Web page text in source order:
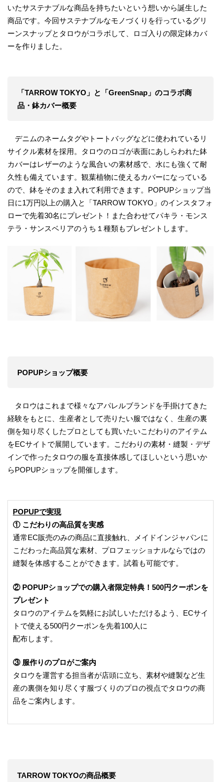
いたサステナブルな商品を持ちたいという想いから誕生した
商品です。今回サステナブルなモノづくりを行っているグリ
ーンスナップとタロウがコラボして、ロゴ入りの限定鉢カバ
ーを作りました。
「TARROW TOKYO」と「GreenSnap」のコラボ商
品・鉢カバー概要
デニムのネームタグやトートバッグなどに使われているリ
サイクル素材を採用。タロウのロゴが表面にあしらわれた鉢
カバーはレザーのような風合いの素材感で、水にも強くて耐
久性も備えています。観葉植物に使えるカバーになっている
ので、鉢をそのまま入れて利用できます。POPUPショップ当
日に1万円以上の購入と「TARROW TOKYO」のインスタフォ
ローで先着30名にプレゼント！また合わせてパキラ・モンス
テラ・サンスベリアのうち１種類もプレゼントします。
POPUPショップ概要
タロウはこれまで様々なアパレルブランドを手掛けてきた
経験をもとに、生産者として売りたい服ではなく、生産の裏
側を知り尽くしたプロとしても買いたいこだわりのアイテム
をECサイトで展開しています。こだわりの素材・縫製・デザ
インで作ったタロウの服を直接体感してほしいという思いか
らPOPUPショップを開催します。
POPUPで実現
① こだわりの高品質を実感
通常EC販売のみの商品に直接触れ、メイドインジャパンに
こだわった高品質な素材、プロフェッショナルならではの
縫製を体感することができます。試着も可能です。
② POPUPショップでの購入者限定特典！500円クーポンを
プレゼント
タロウのアイテムを気軽にお試しいただけるよう、ECサイ
トで使える500円クーポンを先着100人に
配布します。
③ 服作りのプロがご案内
タロウを運営する担当者が店頭に立ち、素材や縫製など生
産の裏側を知り尽くす服づくりのプロの視点でタロウの商
品をご案内します。
TARROW TOKYOの商品概要